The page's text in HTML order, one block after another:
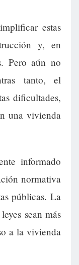
estas
y, en
Pero aún no
tanto, el
dificultades,
una vivienda
informado
normativa
públicas. La
sean más
a la vivienda